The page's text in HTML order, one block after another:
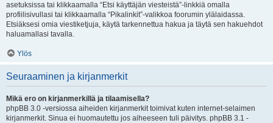
asetuksissa tai klikkaamalla “Etsi käyttäjän viesteistä”-linkkiä omalla
profiilisivullasi tai klikkaamalla “Pikalinkit”-valikkoa foorumin ylälaidassa.
Etsiäksesi omia viestiketjuja, käytä tarkennettua hakua ja täytä sen hakuehdot
haluamallasi tavalla.
Ylös
Seuraaminen ja kirjanmerkit
Mikä ero on kirjanmerkillä ja tilaamisella?
phpBB 3.0 -versiossa aiheiden kirjanmerkit toimivat kuten internet-selaimen
kirjanmerkit. Sinua ei huomautettu jos aiheeseen tuli päivitys. phpBB 3.1 -